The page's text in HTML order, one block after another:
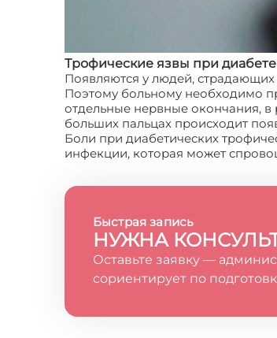
Трофические язвы при диабете
Появляются у людей,
Поэтому больному необходимо
отдельные нервные окончания, в
больших пальцах происходит
Боли при диабетических
инфекции, которая может
Быстрая запись
НУЖНА
Оставьте заявку —
сориентирует по